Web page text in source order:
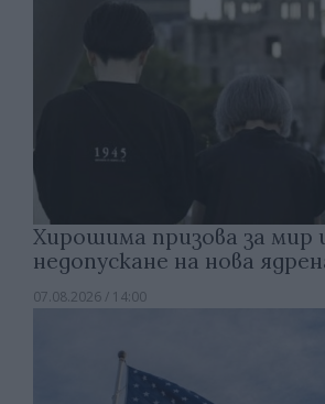
Хирошима призова за мир
недопускане на нова
07.08.2026 / 14:00